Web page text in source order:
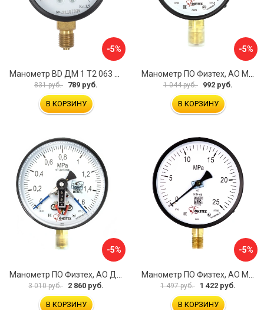
-5%
831 руб. 789 руб.
В КОРЗИНУ
-5%
1 044 руб. 992 руб.
В КОРЗИНУ
-5%
Манометр ПО Физтех, АО ДМ2005ф 4687205178077
3 010 руб. 2 860 руб.
В КОРЗИНУ
-5%
Манометр ПО Физтех, АО МП4-Уф 4687205178602
1 497 руб. 1 422 руб.
В КОРЗИНУ